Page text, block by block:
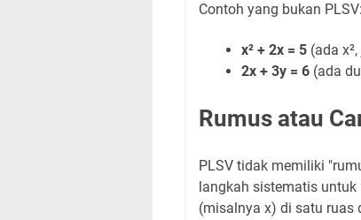
Contoh yang bukan PLSV:
x² + 2x = 5 (ada
2x + 3y = 6 (ada
Rumus atau
PLSV tidak memiliki
langkah sistematis
(misalnya x) di satu ruas